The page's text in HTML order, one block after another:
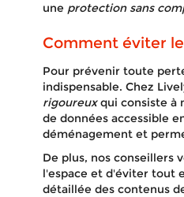
une protection sans
Comment éviter
Pour prévenir toute
indispensable. Chez
rigoureuxqui consiste à
de données accessible
déménagement et
De plus, nos conseillers
l'espace et d'éviter tout
détaillée des contenus